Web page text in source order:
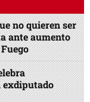
no quieren ser
ante aumento
exdiputado